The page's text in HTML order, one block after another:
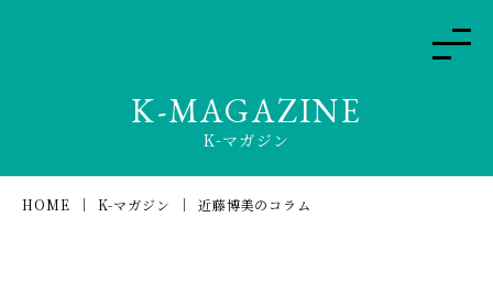
K-MAGAZINE
K-マガジン
HOME K-マガジン 近藤博美のコラム